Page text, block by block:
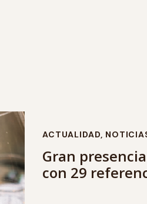
ACTUALIDAD,
Gran
con 29